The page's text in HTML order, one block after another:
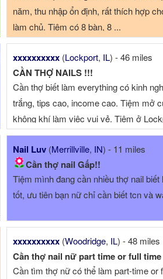
năm, thu nhập ổn định, rất thích hợp
làm chủ. Tiệm có 8 bàn, 8 ...
xxxxxxxxxx (Lockport, IL) - 46 miles
CẦN THỢ NAILS !!!
Cần thợ biết làm everything có kinh
trắng, tips cao, income cao. Tiệm mở
không khí làm việc vui vẻ. Tiệm ở
Nail Luv (Merrillville, IN) - 11 miles
Cần thợ nail Gấp!!
Tiệm mình đang cần nhiều thợ nail
tốt, ưu tiên bạn nữ chỉ cần biết tcn và
xxxxxxxxxx (Woodridge, IL) - 48 miles
Cần thợ nail nữ part time or full time
Cần tìm thợ nữ có thể làm part-time or